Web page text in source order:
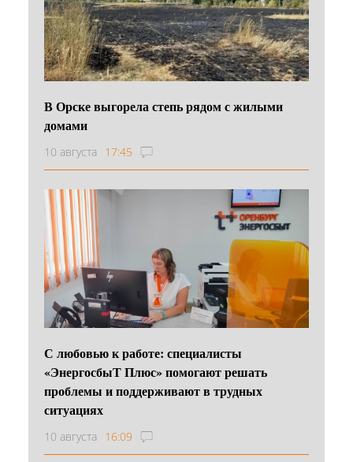
В Орске выгорела степь рядом с жилыми
домами
10 августа 17:45
С любовью к работе: специалисты
«ЭнергосбыТ Плюс» помогают решать
проблемы и поддерживают в трудных
ситуациях
10 августа 16:09